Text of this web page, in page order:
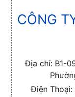
CÔNG
Địa chỉ: B1-
Điện Thoại: